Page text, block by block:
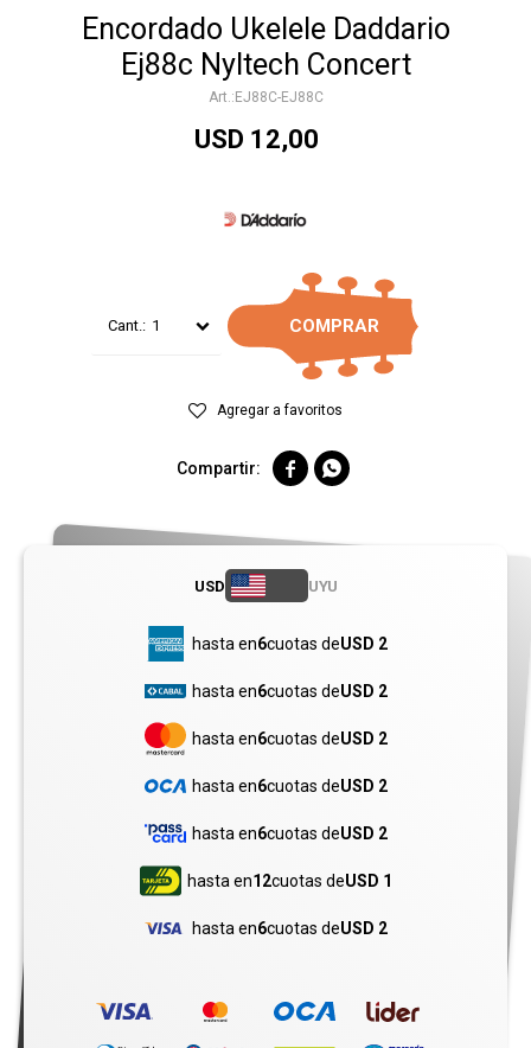
Encordado Ukelele Daddario
Ej88c Nyltech Concert
EJ88C-EJ88C
USD 12,00
1 COMPRAR
 
USD UYU
hasta en6cuotas deUSD 2
hasta en6cuotas deUSD 2
hasta en6cuotas deUSD 2
hasta en6cuotas deUSD 2
hasta en6cuotas deUSD 2
hasta en12cuotas deUSD 1
hasta en6cuotas deUSD 2